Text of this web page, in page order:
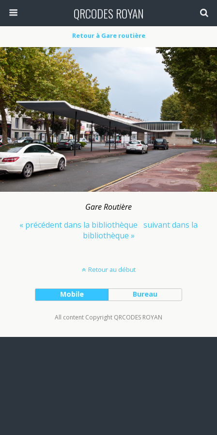
QRCODES ROYAN
Retour à Gare routière
Gare Routière
« précédent dans la bibliothèque suivant dans la
bibliothèque »
Retour au début
Mobile Bureau
All content Copyright QRCODES ROYAN